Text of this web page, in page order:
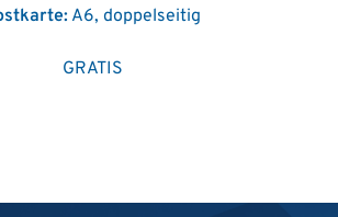
A6, doppelseitig
GRATIS